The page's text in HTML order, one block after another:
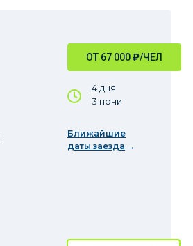
ОТ 67 000₽/ЧЕЛ
4 дня
3 ночи
Ближайшие
даты заезда